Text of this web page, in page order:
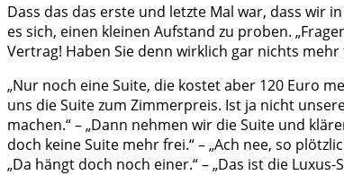
Dass das das erste und letzte Mal war, dass wir
es sich, einen kleinen Aufstand zu proben.
Vertrag! Haben Sie denn wirklich gar nichts mehr
„Nur noch eine Suite, die kostet aber 120 Euro
uns die Suite zum Zimmerpreis. Ist ja nicht
machen.“ – „Dann nehmen wir die Suite und
doch keine Suite mehr frei.“ – „Ach nee, so
„Da hängt doch noch einer.“ – „Das ist die